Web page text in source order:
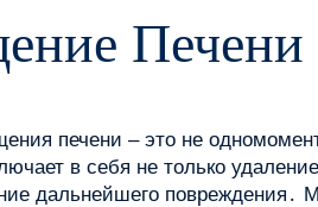
Печени
печени – это не
в себя не только
дальнейшего